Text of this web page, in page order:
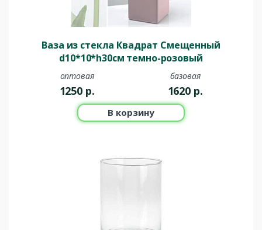
Ваза из стекла Квадрат Смещенный
d10*10*h30см темно-розовый
оптовая
1250 р.
базовая
1620 р.
В корзину